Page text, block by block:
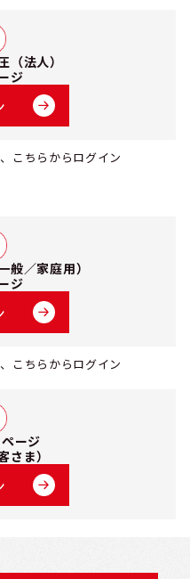
（法人）
ジ
こちらからログイン
般／家庭用）
ジ
こちらからログイン
ージ
さま）